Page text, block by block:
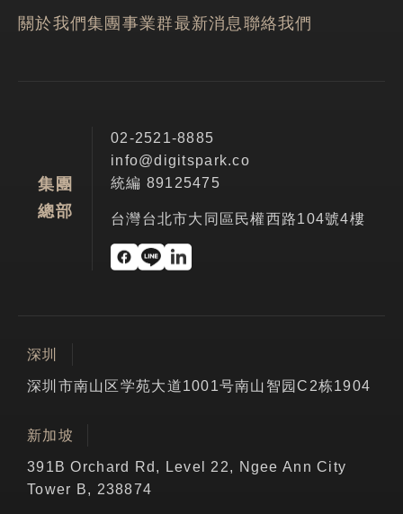
關於我們集團事業群最新消息 聯絡我們
集團
總部
02-2521-8885
info@digitspark.co
統編 89125475
台灣台北市大同區民權西路104號4樓
深圳
深圳市南山区学苑大道1001号南山智园C2栋1904
新加坡
391B Orchard Rd, Level 22, Ngee Ann City
Tower B, 238874